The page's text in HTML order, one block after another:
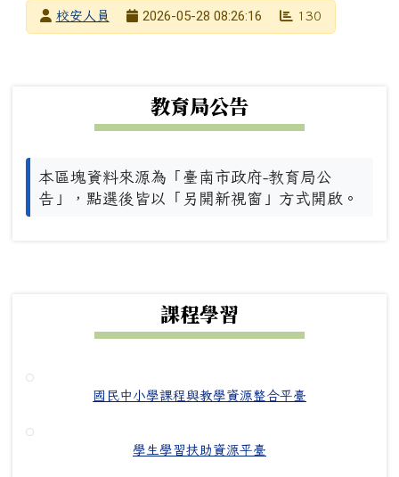
發布者校安人員
2026-05-28 08:26:16 130
教育局公告
本區塊資料來源為「臺南市政府-教育局公
告」，點選後皆以「另開新視窗」方式開啟。
課程學習
國民中小學課程與教學資源整合平臺
學生學習扶助資源平臺